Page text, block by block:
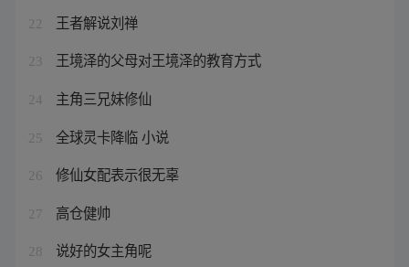
22 王者解说刘禅
23 王境泽的父母对王境泽的教育方式
24 主角三兄妹修仙
25 全球灵卡降临 小说
26 修仙女配表示很无辜
27 高仓健帅
28 说好的女主角呢